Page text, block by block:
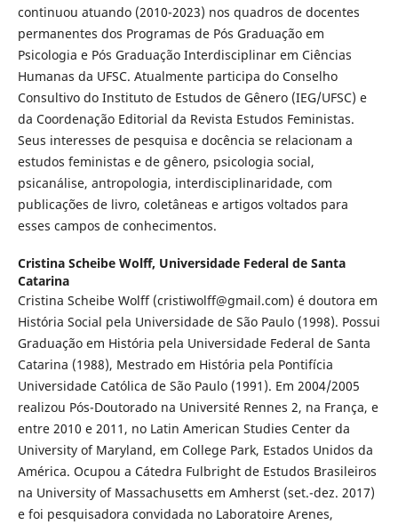
continuou atuando (2010-2023) nos quadros de docentes
permanentes dos Programas de Pós Graduação em
Psicologia e Pós Graduação Interdisciplinar em Ciências
Humanas da UFSC. Atualmente participa do Conselho
Consultivo do Instituto de Estudos de Gênero (IEG/UFSC) e
da Coordenação Editorial da Revista Estudos Feministas.
Seus interesses de pesquisa e docência se relacionam a
estudos feministas e de gênero, psicologia social,
psicanálise, antropologia, interdisciplinaridade, com
publicações de livro, coletâneas e artigos voltados para
esses campos de conhecimentos.
Cristina Scheibe Wolff, Universidade Federal de Santa
Catarina
Cristina Scheibe Wolff (cristiwolff@gmail.com) é doutora em
História Social pela Universidade de São Paulo (1998). Possui
Graduação em História pela Universidade Federal de Santa
Catarina (1988), Mestrado em História pela Pontifícia
Universidade Católica de São Paulo (1991). Em 2004/2005
realizou Pós-Doutorado na Université Rennes 2, na França, e
entre 2010 e 2011, no Latin American Studies Center da
University of Maryland, em College Park, Estados Unidos da
América. Ocupou a Cátedra Fulbright de Estudos Brasileiros
na University of Massachusetts em Amherst (set.-dez. 2017)
e foi pesquisadora convidada no Laboratoire Arenes,